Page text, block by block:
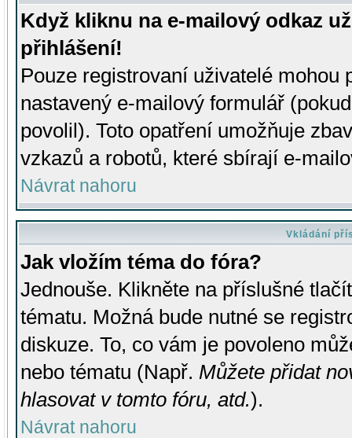
Když kliknu na e-mailový odkaz
přihlášení!
Pouze registrovaní uživatelé mohou
nastavený e-mailový formulář
povolil). Toto opatření umožňuje
vzkazů a robotů, které sbírají e-
Návrat nahoru
Vkládání
Jak vložím téma do fóra?
Jednouše. Klikněte na příslušné
tématu. Možná bude nutné se
diskuze. To, co vám je povoleno
nebo tématu (Např. Můžete přidat
hlasovat v tomto fóru, atd.).
Návrat nahoru